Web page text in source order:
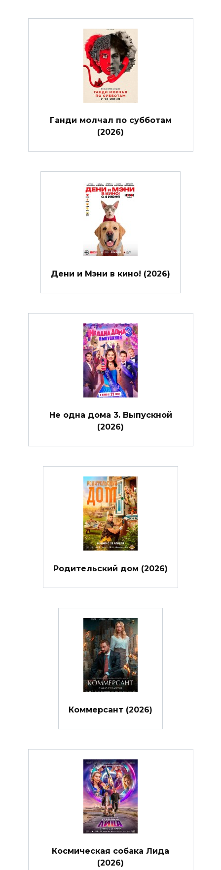
Ганди молчал по субботам
(2026)
Дени и Мэни в кино! (2026)
Не одна дома 3. Выпускной
(2026)
Родительский дом (2026)
Коммерсант (2026)
Космическая собака Лида
(2026)